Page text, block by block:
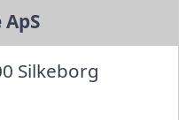
Silkeborg